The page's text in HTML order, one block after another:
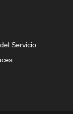
Servicio